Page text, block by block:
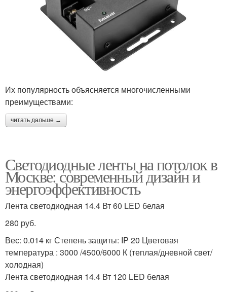
Их популярность объясняется многочисленными
преимуществами:
читать дальше →
Светодиодные ленты на потолок в
Москве: современный дизайн и
энергоэффективность
Лента светодиодная 14.4 Вт 60 LED белая
280 руб.
Вес: 0.014 кг Степень защиты: IP 20 Цветовая
температура : 3000 /4500/6000 К (теплая/дневной свет/
холодная)
Лента светодиодная 14.4 Вт 120 LED белая